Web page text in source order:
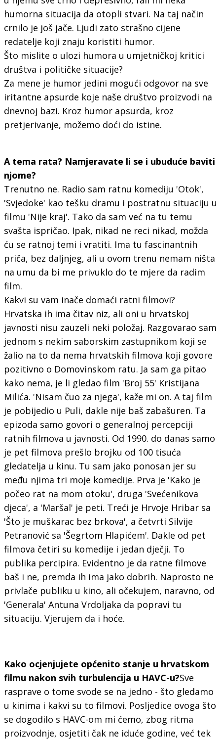
humorna situacija da otopli stvari. Na taj način
crnilo je još jače. Ljudi zato strašno cijene
redatelje koji znaju koristiti humor.
Što mislite o ulozi humora u umjetničkoj kritici
društva i političke situacije?
Za mene je humor jedini mogući odgovor na sve
iritantne apsurde koje naše društvo proizvodi na
dnevnoj bazi. Kroz humor apsurda, kroz
pretjerivanje, možemo doći do istine.
A tema rata? Namjeravate li se i ubuduće baviti
njome?
Trenutno ne. Radio sam ratnu komediju 'Otok',
'Svjedoke' kao tešku dramu i postratnu situaciju u
filmu 'Nije kraj'. Tako da sam već na tu temu
svašta ispričao. Ipak, nikad ne reci nikad, možda
ću se ratnoj temi i vratiti. Ima tu fascinantnih
priča, bez daljnjeg, ali u ovom trenu nemam ništa
na umu da bi me privuklo do te mjere da radim
film.
Kakvi su vam inače domaći ratni filmovi?
Hrvatska ih ima čitav niz, ali oni u hrvatskoj
javnosti nisu zauzeli neki položaj. Razgovarao sam
jednom s nekim saborskim zastupnikom koji se
žalio na to da nema hrvatskih filmova koji govore
pozitivno o Domovinskom ratu. Ja sam ga pitao
kako nema, je li gledao film 'Broj 55' Kristijana
Milića. 'Nisam čuo za njega', kaže mi on. A taj film
je pobijedio u Puli, dakle nije baš zabašuren. Ta
epizoda samo govori o generalnoj percepciji
ratnih filmova u javnosti. Od 1990. do danas samo
je pet filmova prešlo brojku od 100 tisuća
gledatelja u kinu. Tu sam jako ponosan jer su
među njima tri moje komedije. Prva je 'Kako je
počeo rat na mom otoku', druga 'Svećenikova
djeca', a 'Maršal' je peti. Treći je Hrvoje Hribar sa
'Što je muškarac bez brkova', a četvrti Silvije
Petranović sa 'Šegrtom Hlapićem'. Dakle od pet
filmova četiri su komedije i jedan dječji. To
publika percipira. Evidentno je da ratne filmove
baš i ne, premda ih ima jako dobrih. Naprosto ne
privlače publiku u kino, ali očekujem, naravno, od
'Generala' Antuna Vrdoljaka da popravi tu
situaciju. Vjerujem da i hoće.
Kako ocjenjujete općenito stanje u hrvatskom
filmu nakon svih turbulencija u HAVC-u?Sve
rasprave o tome svode se na jedno - što gledamo
u kinima i kakvi su to filmovi. Posljedice ovoga što
se dogodilo s HAVC-om mi ćemo, zbog ritma
proizvodnje, osjetiti čak ne iduće godine, već tek